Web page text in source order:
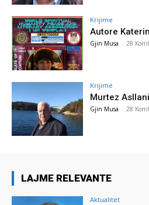
Krijime
Autore
Gjin Musa - 28
Krijime
Murtez Asllani
Gjin Musa - 28
LAJME RELEVANTE
Aktualitet